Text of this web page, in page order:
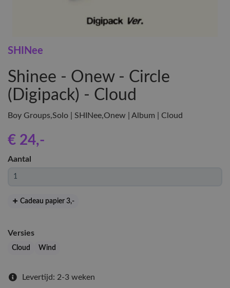
SHINee
Shinee - Onew - Circle
(Digipack) - Cloud
Boy Groups,Solo | SHINee,Onew | Album | Cloud
€ 24,-
Aantal
Cadeau papier 3,-
Versies
Cloud Wind
Levertijd: 2-3 weken